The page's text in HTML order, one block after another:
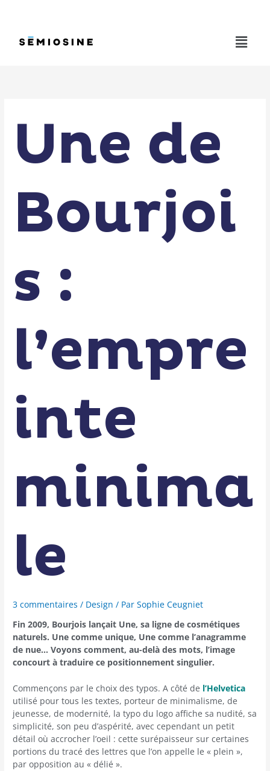
Menu
Une de
Bourjoi
s :
l’empre
inte
minima
le
3 commentaires / Design / ParSophie Ceugniet
Fin 2009, Bourjois lançait Une, sa ligne de cosmétiques
naturels. Une comme unique, Une comme l’anagramme
de nue… Voyons comment, au-delà des mots, l’image
concourt à traduire ce positionnement singulier.
Commençons par le choix des typos. A côté de l’Helvetica
utilisé pour tous les textes, porteur de minimalisme, de
jeunesse, de modernité, la typo du logo affiche sa nudité, sa
simplicité, son peu d’aspérité, avec cependant un petit
détail où accrocher l’oeil : cette surépaisseur sur certaines
portions du tracé des lettres que l’on appelle le « plein »,
par opposition au « délié ».